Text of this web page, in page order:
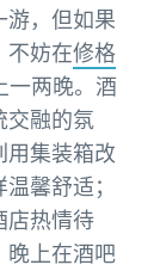
游，但如果
不妨在修格
一两晚。酒
交融的氛
用集装箱改
馨舒适；
店热情待
晚上在酒吧